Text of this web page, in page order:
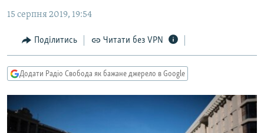
основної
навігації
Перейти
до
пошуку
ЕКОНОМІКА
СУСПІЛЬСТВО
УКРАЇНА
РОСІЙСЬКА «ФІЛЬТРАЦІЯ»
ДОНБАС.РЕАЛІЇ
ТИ ЯК?
СХЕМИ
КИТАЙ.ВИКЛИКИ
15 серпня 2019, 19:54
Поділитись Читати без VPN
Додати Радіо Свобода як бажане джерело в Google